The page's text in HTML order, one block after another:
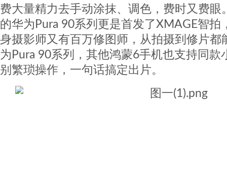
费大量精力去手动涂抹、调色，费时又费眼
的华为Pura 90系列更是首发了XMAGE智拍
身摄影师又有百万修图师，从拍摄到修片都
为Pura 90系列，其他鸿蒙6手机也支持同款
别繁琐操作，一句话搞定出片。